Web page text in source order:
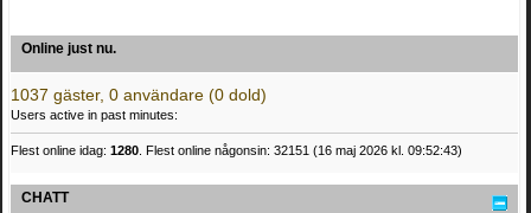
Online just nu.
1037 gäster, 0 användare (0 dold)
Users active in past minutes:
Flest online idag: 1280 . Flest online någonsin: 32151 (16 maj 2026 kl. 09:52:43)
CHATT